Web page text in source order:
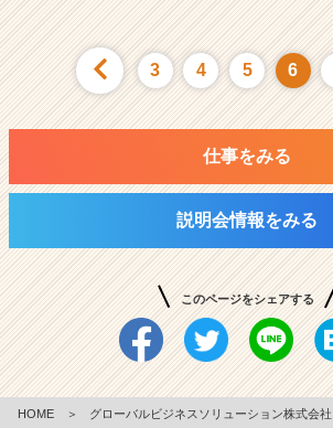
3 4 5 6
仕事をみる
説明会情報をみる
このページをシェアする
HOME ＞ グローバルビジネスソリューション株式会社